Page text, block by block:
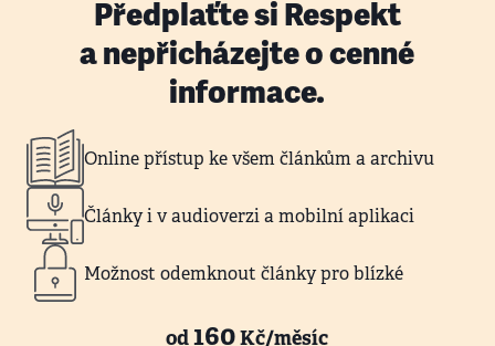
Předplaťte si Respekt
a nepřicházejte o cenné
informace.
Online přístup ke všem článkům a archivu
Články i v audioverzi a mobilní aplikaci
Možnost odemknout články pro blízké
od160Kč/měsíc